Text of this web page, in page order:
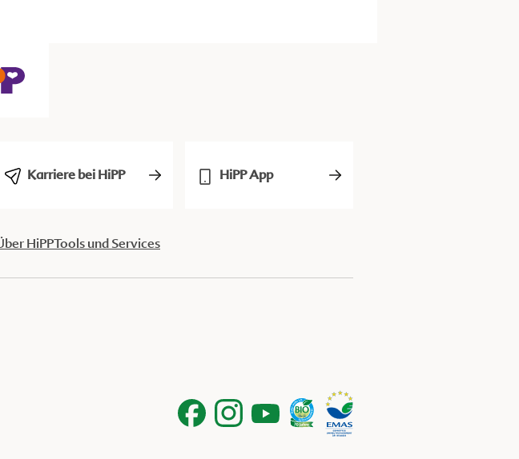
Karriere bei HiPP HiPP App
HiPPTools und Services